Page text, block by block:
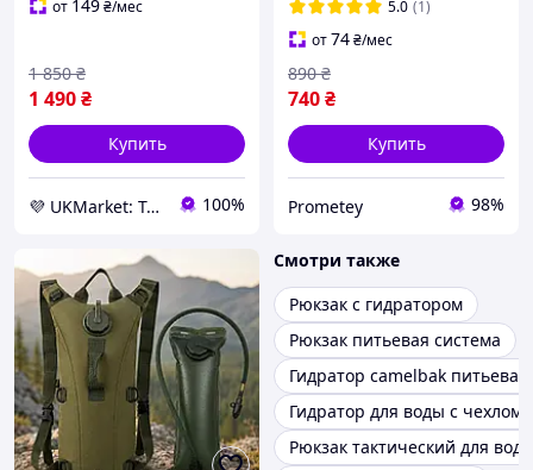
UKMarket-
от 149₴/мес
1 490₴
1 850 ₴
Купить
💜 UKMarket: Товары для дома и сада: тенты, шторы, мягкие окна, мебель. Товары для спорта. Техника 100%
5.0 (1)
от74₴/мес
740₴
890 ₴
Купить
Prometey 98%
Смотри также
Рюкзак с гидратором
Рюкзак питьевая система
Гидратор camelbak питьевая
Гидратор для воды с чехлом
Рюкзак тактический для